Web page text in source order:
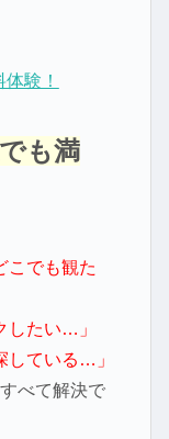
験！
も満
こでも観た
したい…」
している…」
べて解決で